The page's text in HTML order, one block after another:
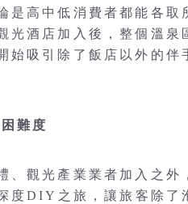
是高中低消費者都能各取
光酒店加入後，整個溫泉
始吸引除了飯店以外的伴
難度
、觀光產業業者加入之外
度DIY之旅，讓旅客除了